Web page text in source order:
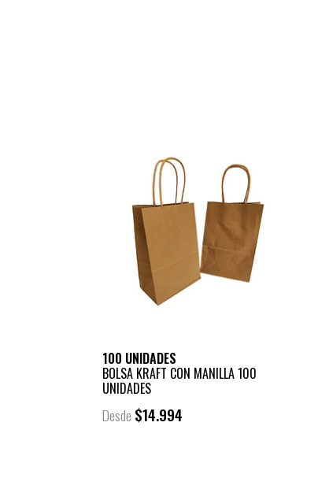
100 UNIDADES
BOLSA KRAFT CON MANILLA 100
UNIDADES
Desde $14.994